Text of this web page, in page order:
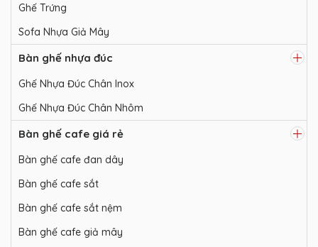
Ghế Trứng
Sofa Nhựa Giả Mây
Bàn ghế nhựa đúc
Ghế Nhựa Đúc Chân Inox
Ghế Nhựa Đúc Chân Nhôm
Bàn ghế cafe giá rẻ
Bàn ghế cafe đan dây
Bàn ghế cafe sắt
Bàn ghế cafe sắt nệm
Bàn ghế cafe giả mây